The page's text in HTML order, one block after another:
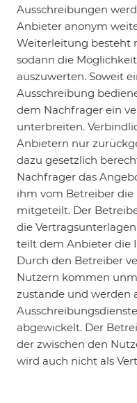
Ausschreibungen
Anbieter anonym
Weiterleitung besteht
sodann die
auszuwerten. Soweit
Ausschreibung
dem Nachfrager ein
unterbreiten.
Anbietern nur
dazu gesetzlich
Nachfrager das
ihm vom Betreiber
mitgeteilt. Der
die
teilt dem Anbieter die
Durch den Betreiber
Nutzern kommen
zustande und werden
abgewickelt. Der
der zwischen den
wird auch nicht als